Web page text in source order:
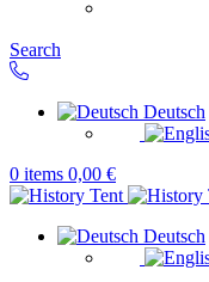
Search
Deutsch
0 items 0,00 €
Deutsch